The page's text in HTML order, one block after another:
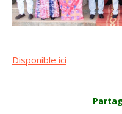
Disponible ici